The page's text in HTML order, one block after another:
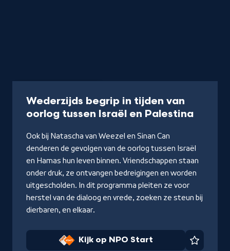
Wederzijds begrip in tijden van
oorlog tussen Israël en Palestina-
NPO
Start
Ook bij Natascha van Weezel en Sinan Can
denderen de gevolgen van de oorlog tussen Israël
en Hamas hun leven binnen. Vriendschappen staan
onder druk, ze ontvangen bedreigingen en worden
uitgescholden. In dit programma pleiten ze voor
herstel van de dialoog en vrede, zoeken ze steun bij
dierbaren, en elkaar.
Kijk op NPO Start